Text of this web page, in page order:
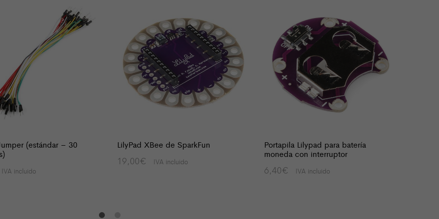
(estándar – 30
IVA incluido
LilyPad XBee de SparkFun
19,00€ IVA incluido
Portapila Lilypad para batería
moneda con interruptor
6,40€ IVA incluido